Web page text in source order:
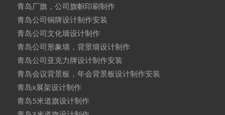
青岛厂旗，公司旗帜印刷制作
青岛公司铜牌设计制作安装
青岛公司文化墙设计制作
青岛公司形象墙，背景墙设计制作
青岛公司亚克力牌设计制作安装
青岛会议背景板，年会背景板设计制作安装
青岛x展架设计制作
青岛5米道旗设计制作